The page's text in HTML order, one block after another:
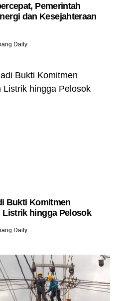
Pemerintah
dan Kesejahteraan
Daily
Bukti Komitmen
Listrik hingga Pelosok
Daily